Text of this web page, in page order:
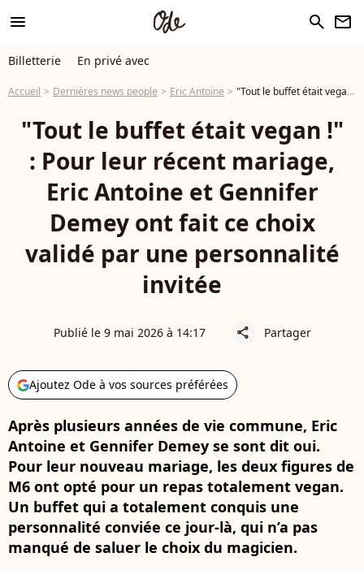
menu search newsletter
Billetterie En privé avec
Accueil Dernières news people Eric Antoine "Tout le buffet était vegan !" : Pour leur récent mariage, Eric Antoine et Gennifer Demey ont fait ce choix validé par une personnalité invitée
"Tout le buffet était vegan !"
: Pour leur récent mariage,
Eric Antoine et Gennifer
Demey ont fait ce choix
validé par une personnalité
invitée
Publié le 9 mai 2026 à 14:17 share Partager
Ajoutez Ode à vos sources préférées
Après plusieurs années de vie commune, Eric
Antoine et Gennifer Demey se sont dit oui.
Pour leur nouveau mariage, les deux figures de
M6 ont opté pour un repas totalement vegan.
Un buffet qui a totalement conquis une
personnalité conviée ce jour-là, qui n’a pas
manqué de saluer le choix du magicien.